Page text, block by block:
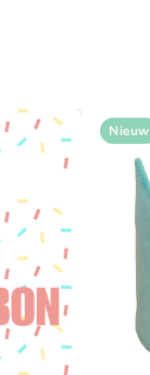
Nieuw